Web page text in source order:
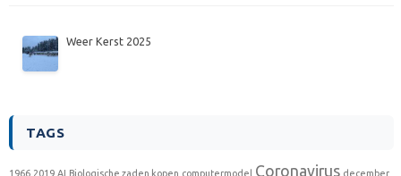
Weer Kerst 2025
TAGS
1966 2019 AI Biologische zaden kopen computermodel Coronavirus december